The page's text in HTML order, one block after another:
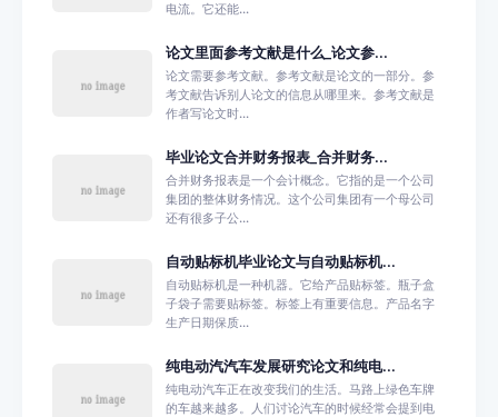
电流。它还能...
论文里面参考文献是什么_论文参...
论文需要参考文献。参考文献是论文的一部分。参
考文献告诉别人论文的信息从哪里来。参考文献是
作者写论文时...
毕业论文合并财务报表_合并财务...
合并财务报表是一个会计概念。它指的是一个公司
集团的整体财务情况。这个公司集团有一个母公司
还有很多子公...
自动贴标机毕业论文与自动贴标机...
自动贴标机是一种机器。它给产品贴标签。瓶子盒
子袋子需要贴标签。标签上有重要信息。产品名字
生产日期保质...
纯电动汽汽车发展研究论文和纯电...
纯电动汽车正在改变我们的生活。马路上绿色车牌
的车越来越多。人们讨论汽车的时候经常会提到电